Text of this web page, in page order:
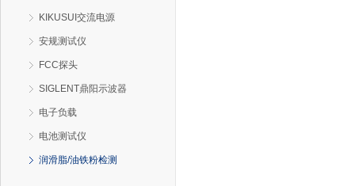
KIKUSUI交流电源
安规测试仪
FCC探头
SIGLENT鼎阳示波器
电子负载
电池测试仪
润滑脂/油铁粉检测